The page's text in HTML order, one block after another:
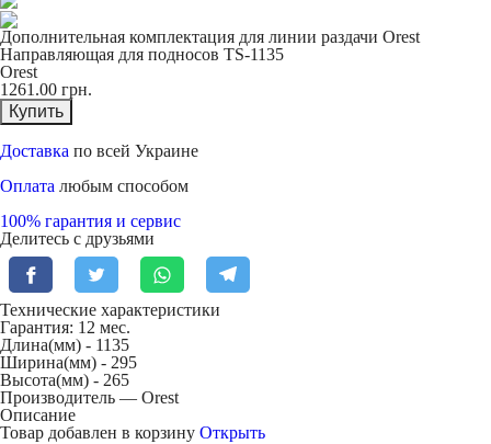
Дополнительная комплектация для линии раздачи Orest
Направляющая для подносов TS-1135
Orest
1261.00 грн.
Купить
Доставка по всей Украине
Оплата любым способом
100% гарантия и сервис
Делитесь с друзьями
Технические характеристики
Гарантия: 12 мес.
Длина(мм) - 1135
Ширина(мм) - 295
Высота(мм) - 265
Производитель — Orest
Описание
Товар добавлен в корзину Открыть